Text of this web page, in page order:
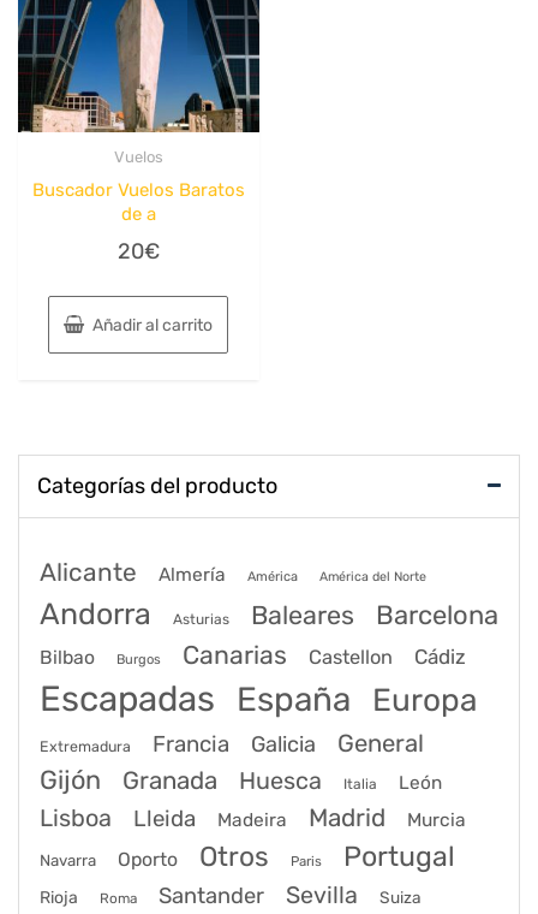
Vuelos
Buscador Vuelos Baratos
de a
20€
Añadir al carrito
Categorías del producto
Alicante Almería América América del Norte
Andorra Asturias Baleares Barcelona
Bilbao Burgos Canarias Castellon Cádiz
Escapadas España Europa
Extremadura Francia Galicia General
Gijón Granada Huesca Italia León
Lisboa Lleida Madeira Madrid Murcia
Navarra Oporto Otros Paris Portugal
Rioja Roma Santander Sevilla Suiza